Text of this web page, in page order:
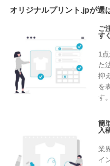
オリジナルプリント.jpが選
ご
す
1
た
抑
を
す。
簡
入
業
イ